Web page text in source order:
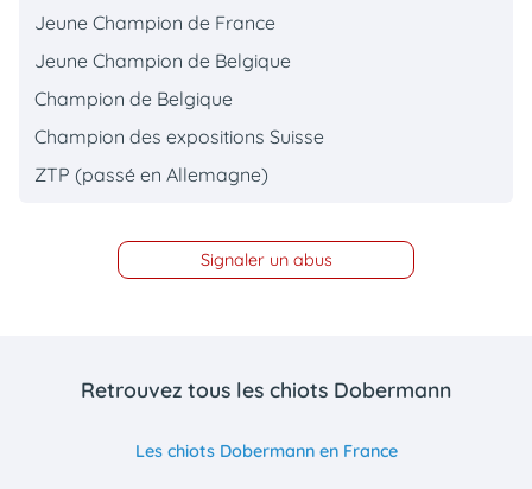
Jeune Champion de France
Jeune Champion de Belgique
Champion de Belgique
Champion des expositions Suisse
ZTP (passé en Allemagne)
Signaler un abus
Retrouvez tous les chiots Dobermann
Les chiots Dobermann en France